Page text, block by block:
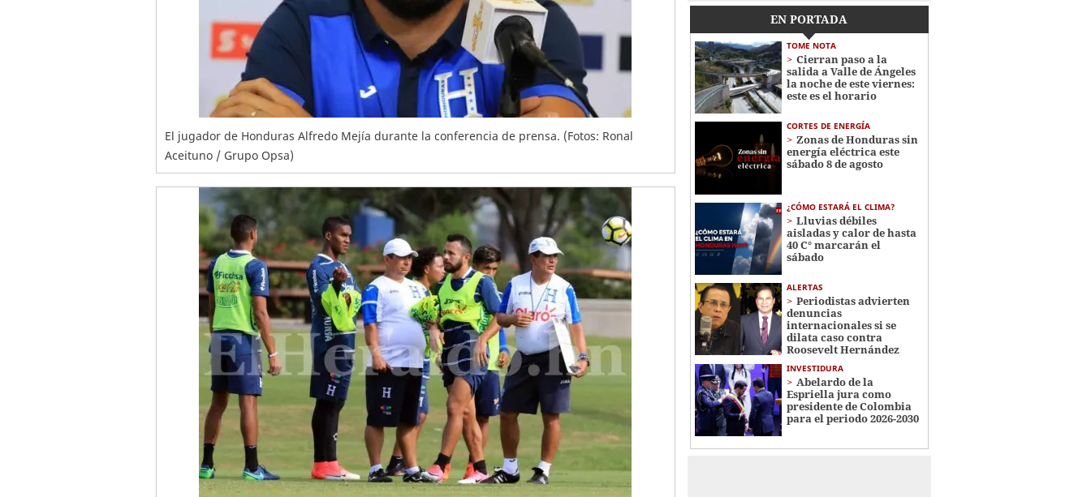
El jugador de Honduras Alfredo Mejía durante la conferencia de prensa. (Fotos: Ronal
Aceituno / Grupo Opsa)
EN PORTADA
TOME NOTA
Cierran paso a la
salida a Valle de Ángeles
la noche de este viernes:
este es el horario
CORTES DE ENERGÍA
Zonas de Honduras sin
energía eléctrica este
sábado 8 de agosto
¿CÓMO ESTARÁ EL CLIMA?
Lluvias débiles
aisladas y calor de hasta
40 C° marcarán el
sábado
ALERTAS
Periodistas advierten
denuncias
internacionales si se
dilata caso contra
Roosevelt Hernández
INVESTIDURA
Abelardo de la
Espriella jura como
presidente de Colombia
para el periodo 2026-2030